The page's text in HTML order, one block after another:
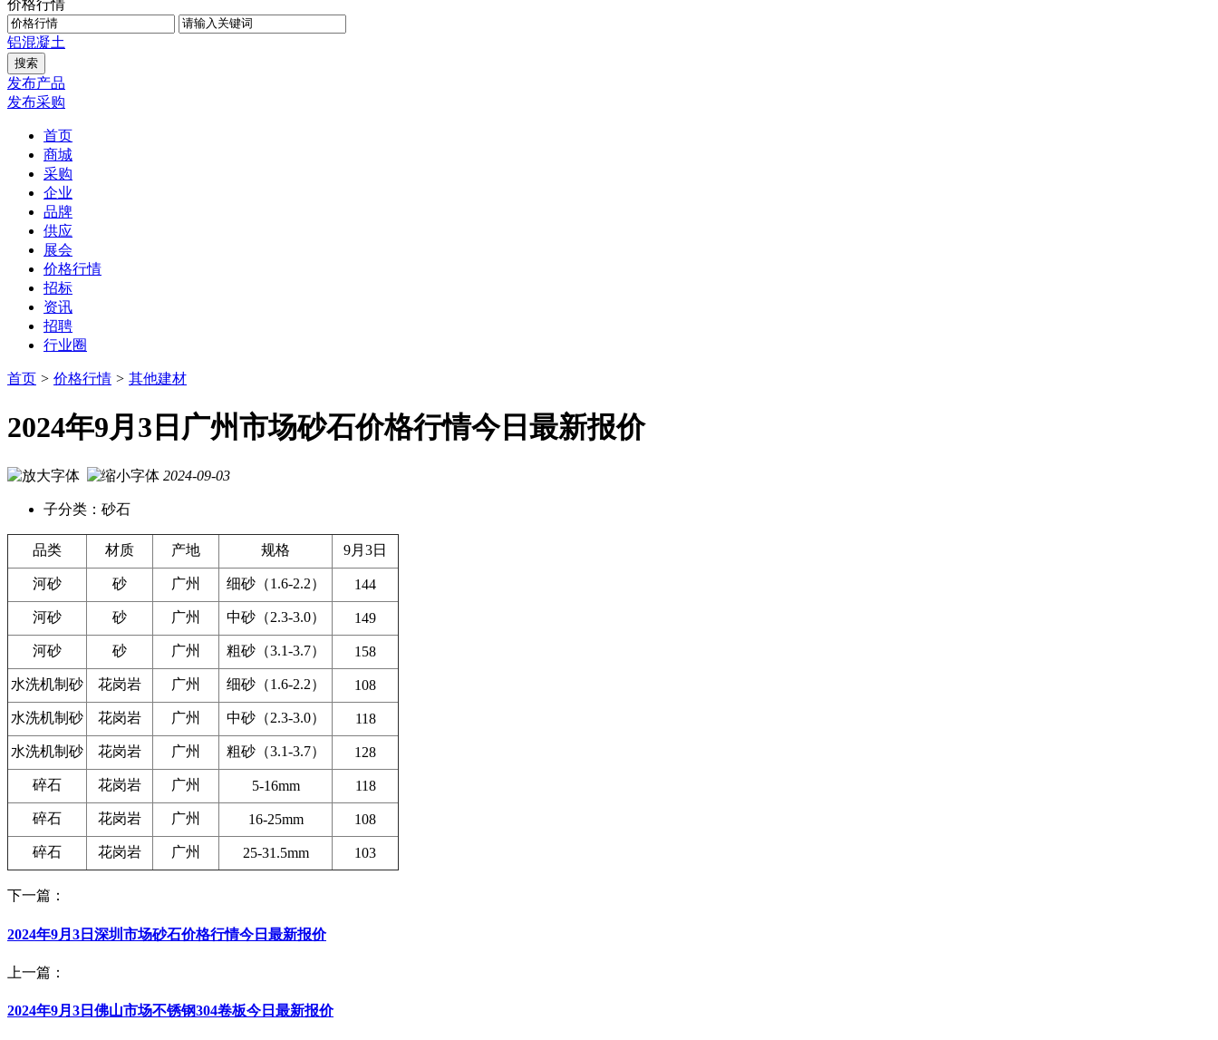
价格行情
铝混凝土
发布产品
发布采购
首页
商城
采购
企业
品牌
供应
展会
价格行情
招标
资讯
招聘
行业圈
首页 > 价格行情 > 其他建材
2024年9月3日广州市场砂石价格行情今日最新报价
2024-09-03
子分类：砂石
品类 材质 产地 规格 9月3日
河砂 砂 广州 细砂（1.6-2.2） 144
河砂 砂 广州 中砂（2.3-3.0） 149
河砂 砂 广州 粗砂（3.1-3.7） 158
水洗机制砂 花岗岩 广州 细砂（1.6-2.2） 108
水洗机制砂 花岗岩 广州 中砂（2.3-3.0） 118
水洗机制砂 花岗岩 广州 粗砂（3.1-3.7） 128
碎石 花岗岩 广州 5-16mm 118
碎石 花岗岩 广州 16-25mm 108
碎石 花岗岩 广州 25-31.5mm 103
下一篇：
2024年9月3日深圳市场砂石价格行情今日最新报价
上一篇：
2024年9月3日佛山市场不锈钢304卷板今日最新报价